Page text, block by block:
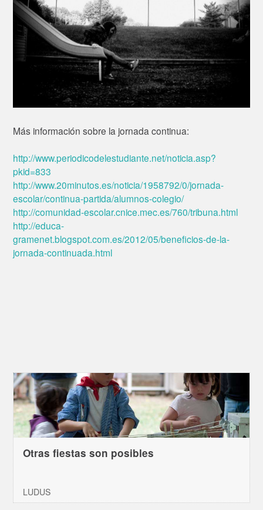
Más información sobre la jornada continua:
http://www.periodicodelestudiante.net/noticia.asp?
pkid=833
http://www.20minutos.es/noticia/1958792/0/jornada-
escolar/continua-partida/alumnos-colegio/
http://comunidad-escolar.cnice.mec.es/760/tribuna.html
http://educa-
gramenet.blogspot.com.es/2012/05/beneficios-de-la-
jornada-continuada.html
Otras fiestas son posibles
LUDUS